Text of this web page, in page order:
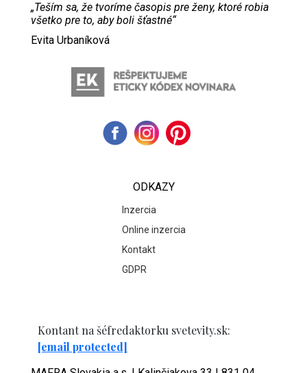
„Teším sa, že tvoríme časopis pre ženy, ktoré robia
všetko pre to, aby boli šťastné“
Evita Urbaníková
ODKAZY
Inzercia
Online inzercia
Kontakt
GDPR
Kontant na šéfredaktorku svetevity.sk:
[email protected]